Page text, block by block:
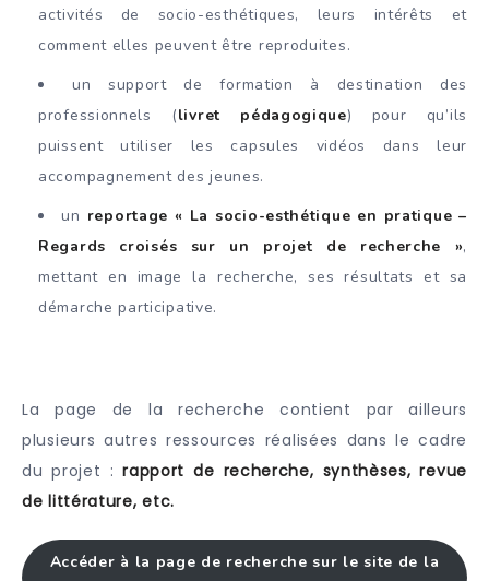
activités de socio-esthétiques, leurs intérêts et
comment elles peuvent être reproduites.
un support de formation à destination des
professionnels (livret pédagogique) pour qu’ils
puissent utiliser les capsules vidéos dans leur
accompagnement des jeunes.
un reportage « La socio-esthétique en pratique –
Regards croisés sur un projet de recherche »,
mettant en image la recherche, ses résultats et sa
démarche participative.
La page de la recherche contient par ailleurs
plusieurs autres ressources réalisées dans le cadre
du projet :rapport de recherche, synthèses, revue
de littérature, etc.
Accéder à la page de recherche sur le site de la